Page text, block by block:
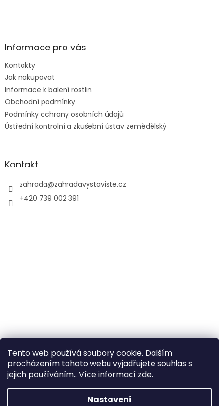
Tento web používá soubory cookie. Dalším
procházením tohoto webu vyjadřujete souhlas s
jejich používáním.. Více informací zde.
Nastavení
Z
aInformace pro vás
Kontakty
Jak nakupovat
Informace k balení rostlin
Obchodní podmínky
Podmínky ochrany osobních údajů
Ústřední kontrolní a zkušební ústav zemědělský
Kontakt
zahrada@zahradavystaviste.cz
+420 739 002 391